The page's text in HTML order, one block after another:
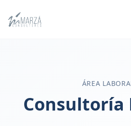
ÁREA
Consultoría